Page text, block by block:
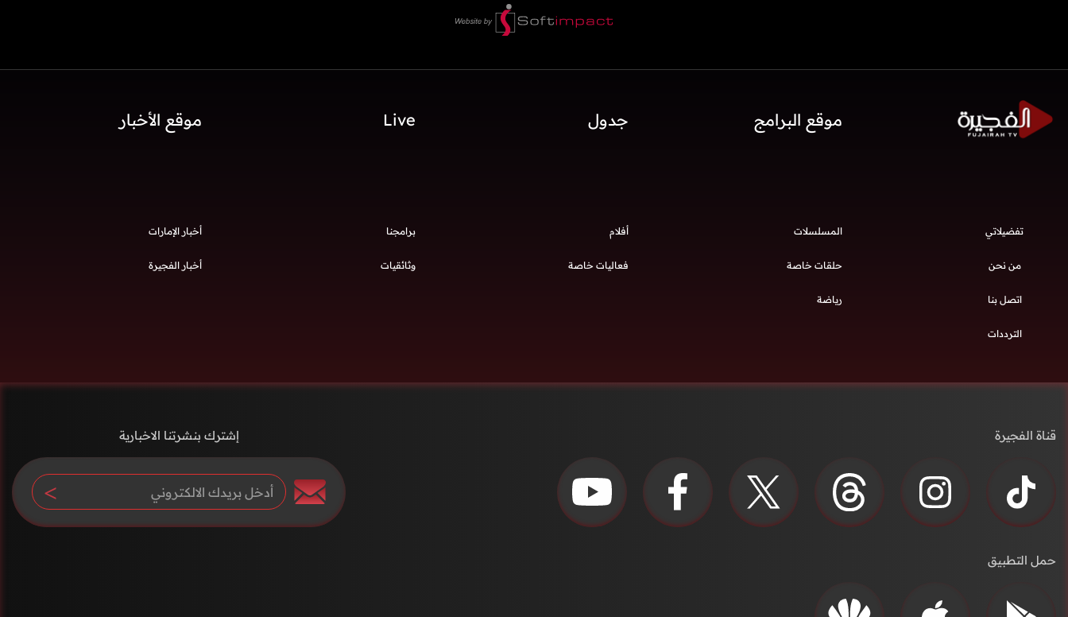
موقع البرامج جدول Live موقع الأخبار
تفضيلاتي
من نحن
اتصل بنا
الترددات
المسلسلات أفلام برامجنا
حلقات خاصة فعاليات خاصة وثائقيات
رياضة
أخبار الإمارات
أخبار الفجيرة
قناة الفجيرة
حمل التطبيق
إشترك بنشرتنا الاخبارية